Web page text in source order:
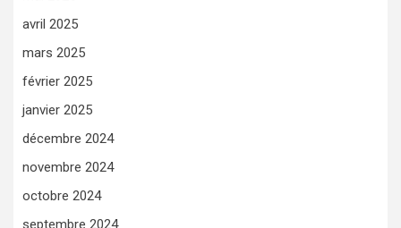
avril 2025
mars 2025
février 2025
janvier 2025
décembre 2024
novembre 2024
octobre 2024
septembre 2024